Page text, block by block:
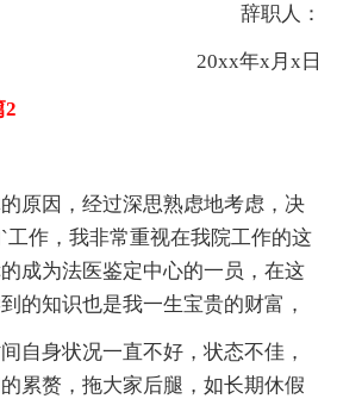
辞职人：
20xx年x月x日
2
原因，经过深思熟虑地考虑，决
工作，我非常重视在我院工作的这
成为法医鉴定中心的一员，在这
的知识也是我一生宝贵的财富，
自身状况一直不好，状态不佳，
累赘，拖大家后腿，如长期休假